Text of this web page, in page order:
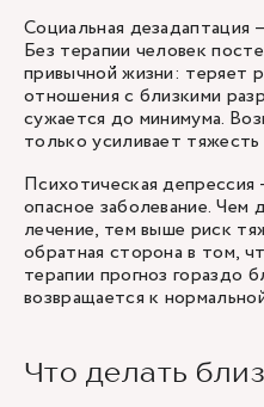
Социальная
Без терапии человек
привычной жизни: теряет
отношения с близкими
сужается до минимума.
только усиливает
Психотическая
опасное заболевание. Чем
лечение, тем выше риск
обратная сторона в том,
терапии прогноз гораздо
возвращается к
Что делать